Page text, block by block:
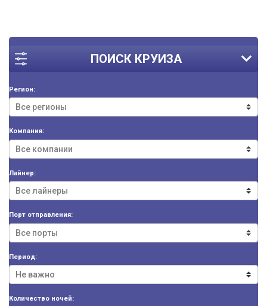
ПОИСК КРУИЗА
Регион:
Компания:
Лайнер:
Порт отправления:
Период:
Количество ночей: